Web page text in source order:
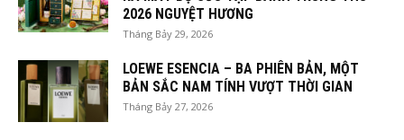
2026 NGUYỆT HƯƠNG
Tháng Bảy 29, 2026
LOEWE ESENCIA – BA PHIÊN BẢN, MỘT
BẢN SẮC NAM TÍNH VƯỢT THỜI GIAN
Tháng Bảy 27, 2026